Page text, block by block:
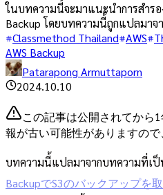
ในบทความนี้จะมาแนะนำการสำรอ
Backup โดยบทความนี้ถูกแปลมา
Classmethod Thailand AWS
AWS Backup
Patarapong Armuttaporn
2024.10.10
この記事は公開されてから
報が古い可能性がありますので
บทความนี้แปลมาจากบทความที่เ
BackupでS3のバックアップを